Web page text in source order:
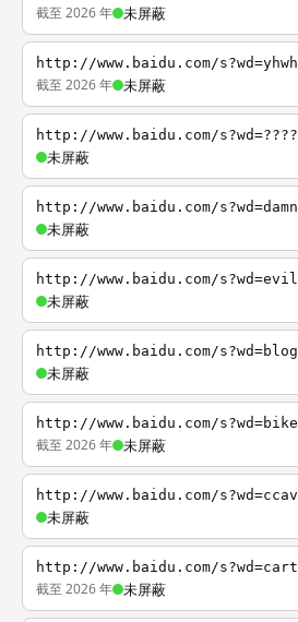
截至 2026 年 未屏蔽
http://www.baidu.com/s?wd=yhwh
截至 2026 年 未屏蔽
http://www.baidu.com/s?wd=????
未屏蔽
http://www.baidu.com/s?wd=damn
未屏蔽
http://www.baidu.com/s?wd=evil
未屏蔽
http://www.baidu.com/s?wd=blog
未屏蔽
http://www.baidu.com/s?wd=bike
截至 2026 年 未屏蔽
http://www.baidu.com/s?wd=ccav
未屏蔽
http://www.baidu.com/s?wd=cart
截至 2026 年 未屏蔽